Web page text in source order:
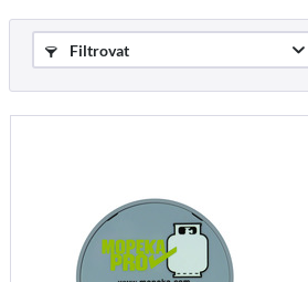
Filtrovat